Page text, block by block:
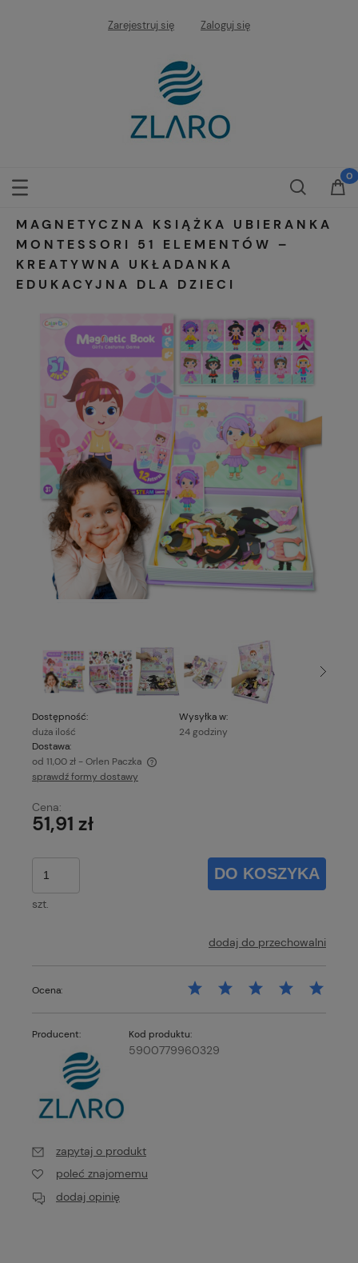
Zarejestruj się Zaloguj się
MAGNETYCZNA KSIĄŻKA UBIERANKA
MONTESSORI 51 ELEMENTÓW –
KREATYWNA UKŁADANKA
EDUKACYJNA DLA DZIECI
Dostępność:
duża ilość
Wysyłka w:
24 godziny
Dostawa:
od 11,00 zł - Orlen Paczka
Cena nie zawiera ewentualnych kosztów płatności
sprawdź formy dostawy
Cena:
51,91 zł
szt.
DO KOSZYKA
dodaj do przechowalni
Ocena:
Producent: Kod produktu:
5900779960329
zapytaj o produkt
poleć znajomemu
dodaj opinię